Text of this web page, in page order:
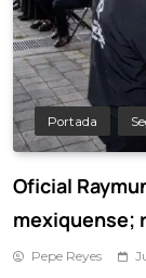
Portada
Oficial
mexiquense;
Pepe Reyes